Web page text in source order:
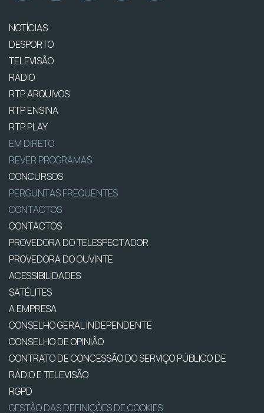
NOTÍCIAS
DESPORTO
TELEVISÃO
RÁDIO
RTP ARQUIVOS
RTP ENSINA
RTP PLAY
EM DIRETO
REVER PROGRAMAS
CONCURSOS
PERGUNTAS FREQUENTES
CONTACTOS
CONTACTOS
PROVEDORA DO TELESPECTADOR
PROVEDORA DO OUVINTE
ACESSIBILIDADES
SATÉLITES
A EMPRESA
CONSELHO GERAL INDEPENDENTE
CONSELHO DE OPINIÃO
CONTRATO DE CONCESSÃO DO SERVIÇO PÚBLICO DE
RÁDIO E TELEVISÃO
RGPD
GESTÃO DAS DEFINIÇÕES DE COOKIES